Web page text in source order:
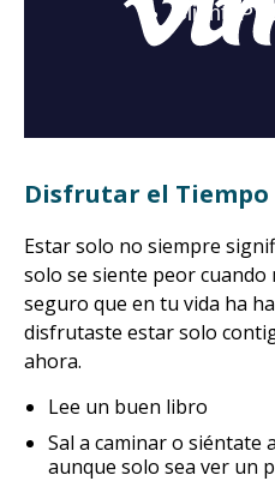
Disfrutar el Tiempo
Estar solo no siempre
solo se siente peor cuando
seguro que en tu vida ha
disfrutaste estar solo
ahora.
Lee un buen libro
Sal a caminar o siéntate
aunque solo sea ver un